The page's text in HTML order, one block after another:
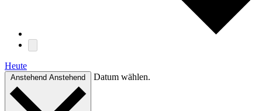
Heute
Anstehend Anstehend Datum wählen.